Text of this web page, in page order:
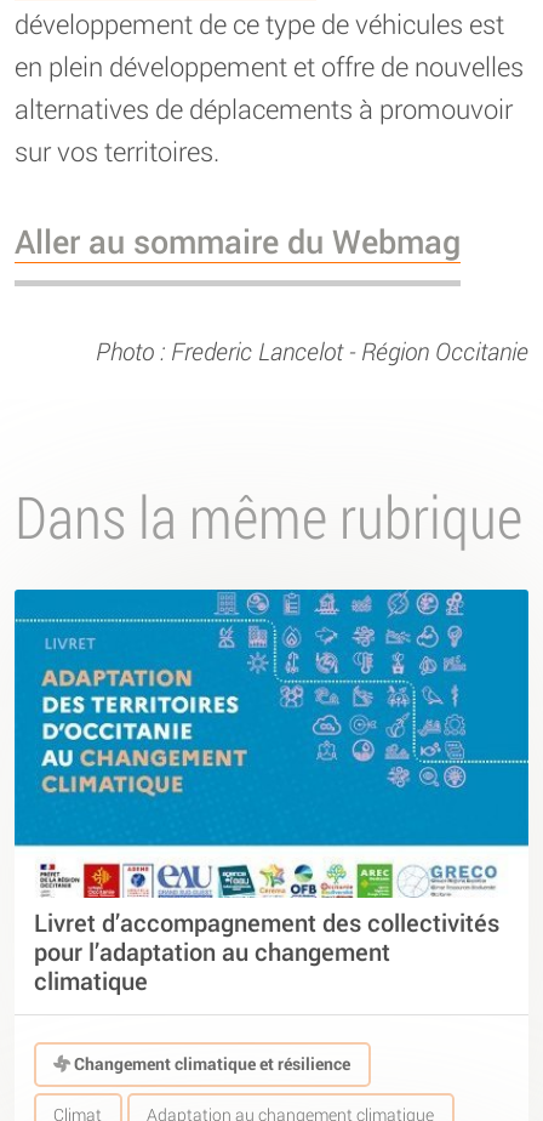
développement de ce type de véhicules est
en plein développement et offre de nouvelles
alternatives de déplacements à promouvoir
sur vos territoires.
Aller au sommaire du Webmag
Photo : Frederic Lancelot - Région Occitanie
Dans la même rubrique
Livret d’accompagnement des collectivités
pour l’adaptation au changement
climatique
Changement climatique et résilience
Climat Adaptation au changement climatique